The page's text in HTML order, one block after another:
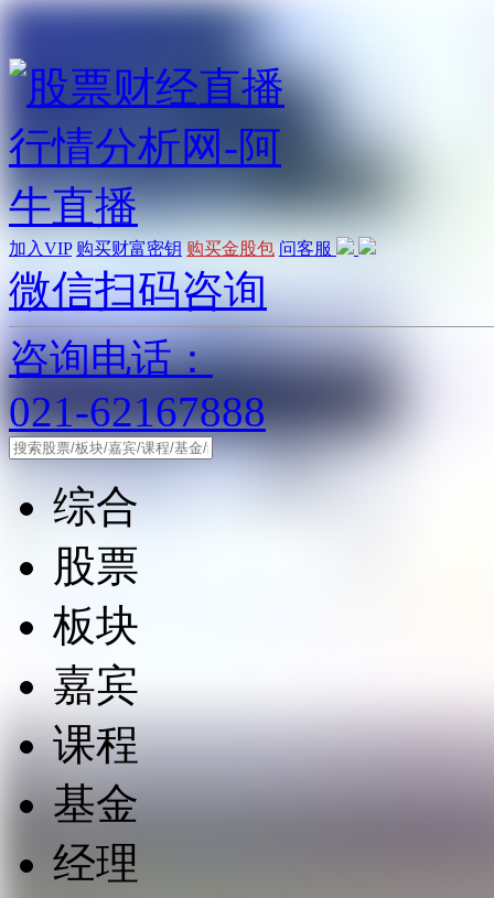
加入VIP 购买财富密钥 购买金股包 问客服
微信扫码咨询
咨询电话：
021-62167888
综合
股票
板块
嘉宾
课程
基金
经理